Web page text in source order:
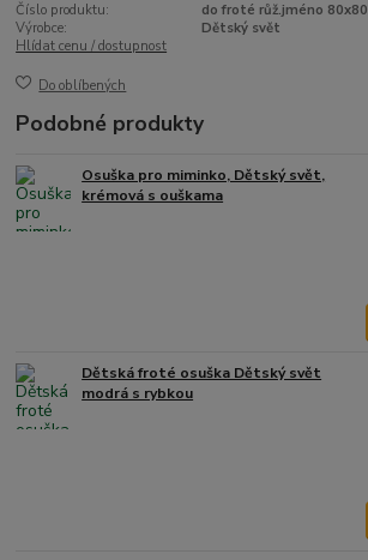
Číslo produktu:
do froté růž.jméno 80x80
Výrobce:
Dětský svět
Hlídat cenu / dostupnost
Do oblíbených
Podobné produkty
Osuška pro miminko, Dětský svět,
krémová s ouškama
Dětská froté osuška Dětský svět
modrá s rybkou